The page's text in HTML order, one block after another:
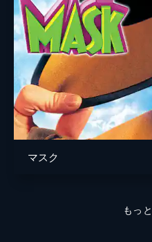
マスク
もっ